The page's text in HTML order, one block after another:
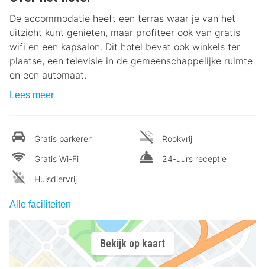
De accommodatie heeft een terras waar je van het
uitzicht kunt genieten, maar profiteer ook van gratis
wifi en een kapsalon. Dit hotel bevat ook winkels ter
plaatse, een televisie in de gemeenschappelijke ruimte
en een automaat.
Lees meer
Gratis parkeren
Gratis Wi-Fi
Huisdiervrij
Rookvrij
24-uurs receptie
Alle faciliteiten
Bekijk op kaart